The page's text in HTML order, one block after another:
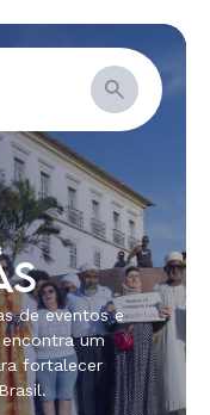
de eventos e
encontra um
fortalecer